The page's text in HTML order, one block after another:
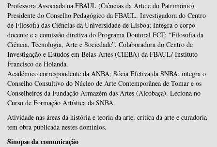
Professora Associada na FBAUL (Ciências da Arte e do Património).
Presidente do Conselho Pedagógico da FBAUL. Investigadora do Centro
de Filosofia das Ciências da Universidade de Lisboa; Integra o corpo
docente e a comissão diretiva do Programa Doutoral FCT: “Filosofia da
Ciência, Tecnologia, Arte e Sociedade”. Colaboradora do Centro de
Investigação e Estudos em Belas-Artes (CIEBA) da FBAUL/ Instituto
Francisco de Holanda.
Académico correspondente da ANBA; Sócia Efetiva da SNBA; integra o
Conselho Consultivo do Núcleo de Arte Contemporânea de Tomar e os
Conselheiros da Fundação Armazém das Artes (Alcobaça). Leciona no
Curso de Formação Artística da SNBA.
Atividade nas áreas da história e teoria da arte, crítica da arte e curadoria
tem obra publicada nestes domínios.
Sinopse da comunicação